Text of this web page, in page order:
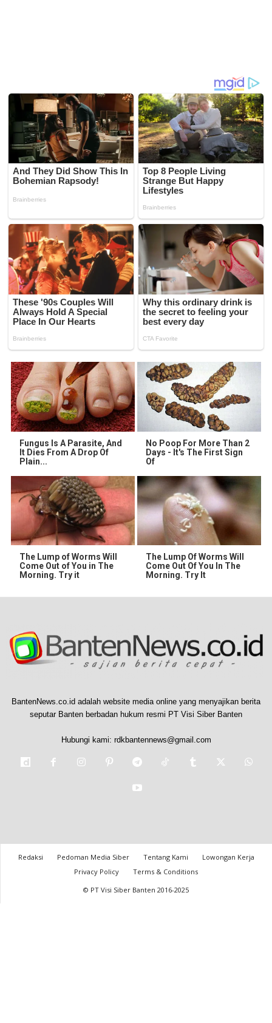
Fungus Is A Parasite, And
It Dies From A Drop Of
Plain...
No Poop For More Than 2
Days - It's The First Sign
Of
The Lump of Worms Will
Come Out of You in The
Morning. Try it
The Lump Of Worms Will
Come Out Of You In The
Morning. Try It
BantenNews.co.id adalah website media online yang menyajikan berita
seputar Banten berbadan hukum resmi PT Visi Siber Banten
Hubungi kami: rdkbantennews@gmail.com
Redaksi Pedoman Media Siber Tentang Kami
Lowongan Kerja
Privacy Policy
Terms & Conditions
© PT Visi Siber Banten 2016-2025